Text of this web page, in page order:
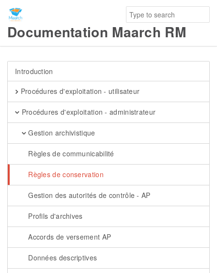
Documentation Maarch RM
Introduction
Procédures d'exploitation - utilisateur
Procédures d'exploitation - administrateur
Gestion archivistique
Règles de communicabilité
Règles de conservation
Gestion des autorités de contrôle - AP
Profils d'archives
Accords de versement AP
Données descriptives